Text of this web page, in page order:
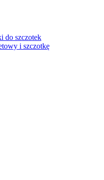
do szczotek
i szczotkę